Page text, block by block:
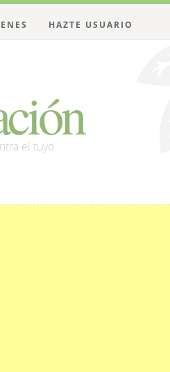
el tuyo
HAZTE USUARIO